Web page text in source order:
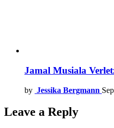
Jamal Musiala
by Jessika Bergmann
Leave a Reply